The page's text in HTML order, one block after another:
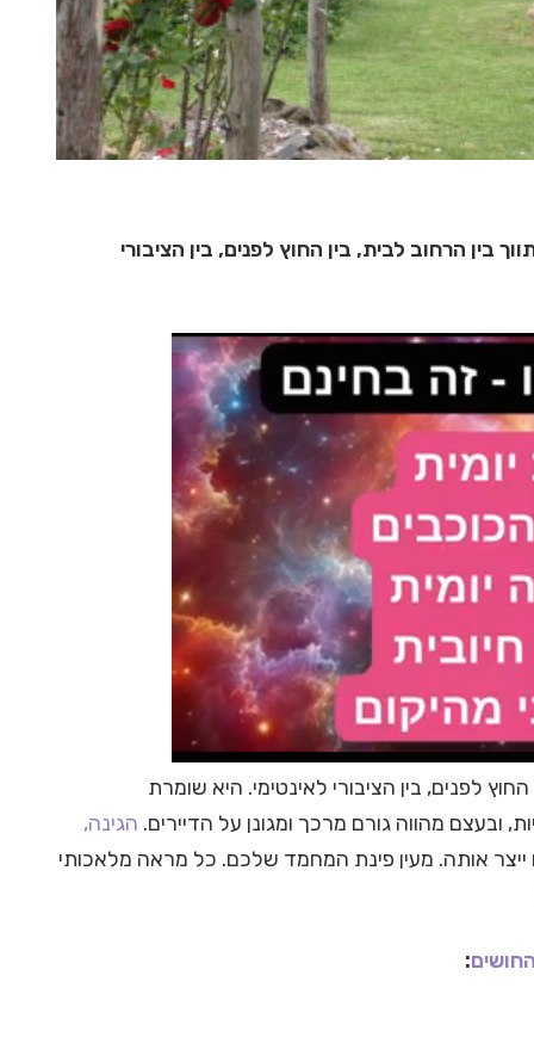
הרחוב לבית, בין החוץ לפנים, בין הציבורי
לפנים, בין הציבורי לאינטימי. היא שומרת
ובעצם מהווה גורם מרכך ומגונן על הדיירים. הגינה,
ייצר אותה. מעין פינת המחמד שלכם. כל מראה מלאכותי
: